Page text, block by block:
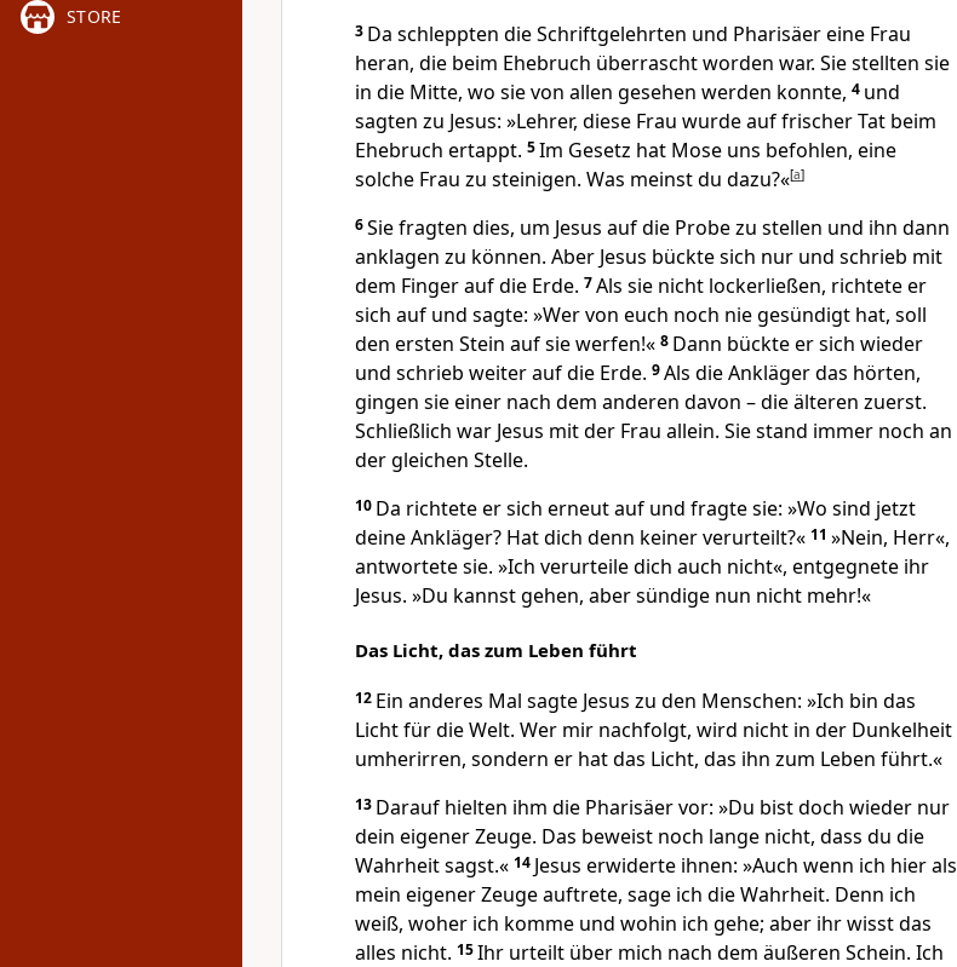
STORE
3 Da schleppten die Schriftgelehrten und Pharisäer eine Frau
heran, die beim Ehebruch überrascht worden war. Sie stellten sie
in die Mitte, wo sie von allen gesehen werden konnte, 4 und
sagten zu Jesus: »Lehrer, diese Frau wurde auf frischer Tat beim
Ehebruch ertappt. 5Im Gesetz hat Mose uns befohlen, eine
solche Frau zu steinigen. Was meinst du dazu?«[a]
6Sie fragten dies, um Jesus auf die Probe zu stellen und ihn dann
anklagen zu können. Aber Jesus bückte sich nur und schrieb mit
dem Finger auf die Erde. 7Als sie nicht lockerließen, richtete er
sich auf und sagte: »Wer von euch noch nie gesündigt hat, soll
den ersten Stein auf sie werfen!« 8 Dann bückte er sich wieder
und schrieb weiter auf die Erde. 9Als die Ankläger das hörten,
gingen sie einer nach dem anderen davon – die älteren zuerst.
Schließlich war Jesus mit der Frau allein. Sie stand immer noch an
der gleichen Stelle.
10 Da richtete er sich erneut auf und fragte sie: »Wo sind jetzt
deine Ankläger? Hat dich denn keiner verurteilt?« 11 »Nein, Herr«,
antwortete sie. »Ich verurteile dich auch nicht«, entgegnete ihr
Jesus. »Du kannst gehen, aber sündige nun nicht mehr!«
Das Licht, das zum Leben führt
12 Ein anderes Mal sagte Jesus zu den Menschen: »Ich bin das
Licht für die Welt. Wer mir nachfolgt, wird nicht in der Dunkelheit
umherirren, sondern er hat das Licht, das ihn zum Leben führt.«
13 Darauf hielten ihm die Pharisäer vor: »Du bist doch wieder nur
dein eigener Zeuge. Das beweist noch lange nicht, dass du die
Wahrheit sagst.« 14 Jesus erwiderte ihnen: »Auch wenn ich hier als
mein eigener Zeuge auftrete, sage ich die Wahrheit. Denn ich
weiß, woher ich komme und wohin ich gehe; aber ihr wisst das
alles nicht. 15Ihr urteilt über mich nach dem äußeren Schein. Ich